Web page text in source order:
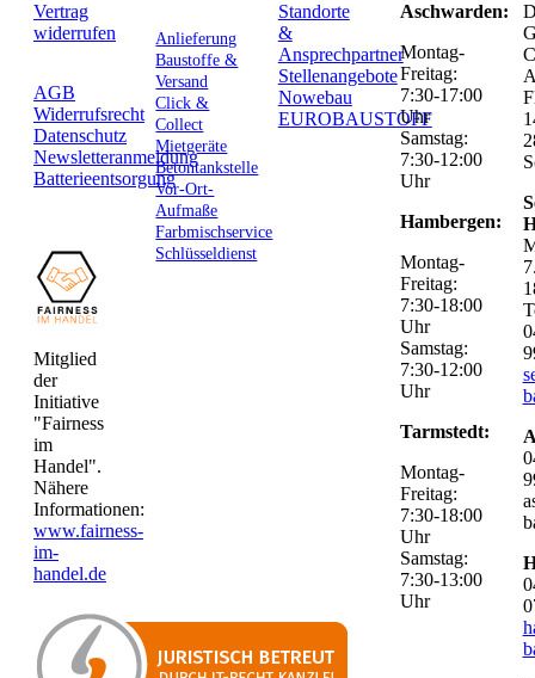
Vertrag
widerrufen
AGB
Widerrufsrecht
Datenschutz
Newsletteranmeldung
Batterieentsorgung
Mitglied
der
Initiative
"Fairness
im
Handel".
Nähere
Informationen:
www.fairness-
im-
handel.de
Anlieferung
Baustoffe &
Versand
Click &
Collect
Mietgeräte
Betontankstelle
Vor-Ort-
Aufmaße
Farbmischservice
Schlüsseldienst
Standorte
&
Ansprechpartner
Stellenangebote
Nowebau
EUROBAUSTOFF
Aschwarden:
Montag-
Freitag:
7:30-17:00
Uhr
Samstag:
7:30-12:00
Uhr
Hambergen:
Montag-
Freitag:
7:30-18:00
Uhr
Samstag:
7:30-12:00
Uhr
Tarmstedt:
Montag-
Freitag:
7:30-18:00
Uhr
Samstag:
7:30-13:00
Uhr